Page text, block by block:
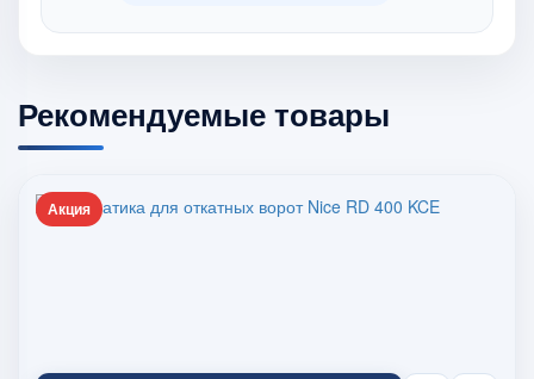
Рекомендуемые товары
Акция